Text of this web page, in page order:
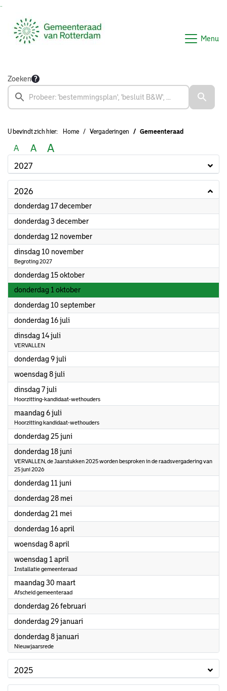
Menu
Zoeken
U bevindt zich hier: Home Vergaderingen Gemeenteraad
A A A
2027
2026
donderdag 17 december2026
donderdag 3 december2026
donderdag 12 november2026
dinsdag 10 november2026
Begroting 2027
donderdag 15 oktober2026
donderdag 1 oktober2026
donderdag 10 september2026
donderdag 16 juli
dinsdag 14 juli
VERVALLEN
donderdag 9 juli
woensdag 8 juli
dinsdag 7 juli
Hoorzitting-kandidaat-wethouders
maandag 6 juli
Hoorzitting kandidaat-wethouders
donderdag 25 juni
donderdag 18 juni
VERVALLEN, de Jaarstukken 2025 worden besproken in de raadsvergadering van
25 juni 2026
donderdag 11 juni
donderdag 28 mei
donderdag 21 mei
donderdag 16 april
woensdag 8 april
woensdag 1 april
Installatie gemeenteraad
maandag 30 maart2026
Afscheid gemeenteraad
donderdag 26 februari
donderdag 29 januari
donderdag 8 januari
Nieuwjaarsrede
2025